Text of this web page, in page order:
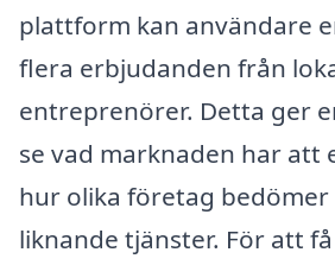
plattform kan användare
flera erbjudanden från
entreprenörer. Detta ger
se vad marknaden har att
hur olika företag
liknande tjänster. För att